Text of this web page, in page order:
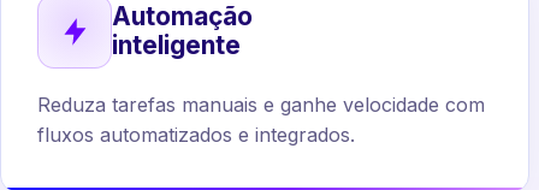
Automação
inteligente
Reduza tarefas manuais e ganhe velocidade com
fluxos automatizados e integrados.